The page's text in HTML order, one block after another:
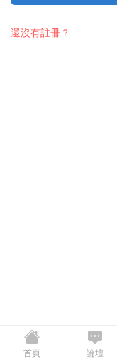
還沒有註冊？
首頁 論壇